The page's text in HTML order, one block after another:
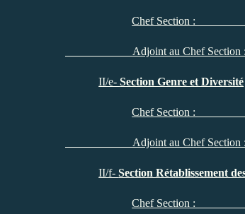
Chef
Adjoint au Chef Section :
II/e-Section Genre et Diversité
Chef
Adjoint au Chef Section :
II/f-Section Rétablissement
Chef